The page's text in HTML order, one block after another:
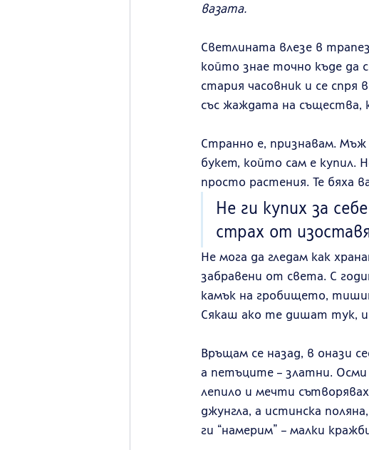
вазата.
Светлината влезе в
който знае точно къде да
стария часовник и се
със жаждата на същества,
Странно е, признавам. Мъж
букет, който сам е купил.
просто растения. Те бяха
Не ги купих за
страх от
Не мога да гледам как
забравени от света. С
камък на гробището,
Сякаш ако те дишат тук,
Връщам се назад, в онази
а петъците – златни.
лепило и мечти
джунгла, а истинска
ги “намерим” – малки